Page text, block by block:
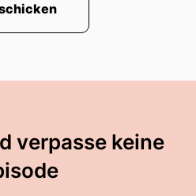
verpasse keine